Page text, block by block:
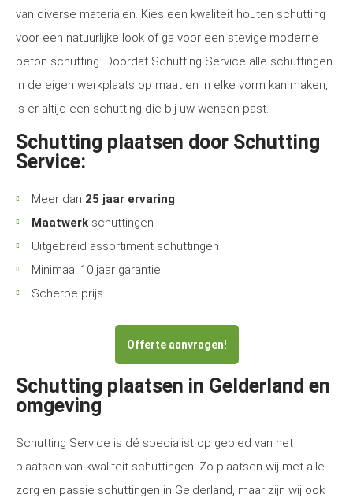
van diverse materialen. Kies een kwaliteit houten schutting
voor een natuurlijke look of ga voor een stevige moderne
beton schutting. Doordat Schutting Service alle schuttingen
in de eigen werkplaats op maat en in elke vorm kan maken,
is er altijd een schutting die bij uw wensen past.
Schutting plaatsen door Schutting
Service:
Meer dan 25 jaar ervaring
Maatwerk schuttingen
Uitgebreid assortiment schuttingen
Minimaal 10 jaar garantie
Scherpe prijs
Offerte aanvragen!
Schutting plaatsen in Gelderland en
omgeving
Schutting Service is dé specialist op gebied van het
plaatsen van kwaliteit schuttingen. Zo plaatsen wij met alle
zorg en passie schuttingen in Gelderland, maar zijn wij ook